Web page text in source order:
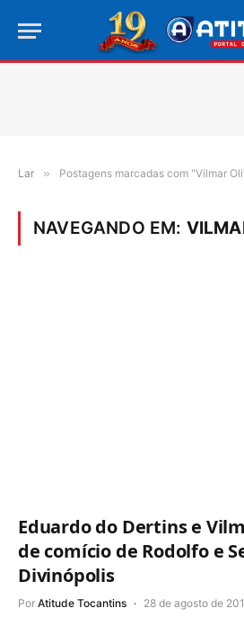
Lar » Postagens marcadas com "Vilmar
NAVEGANDO EM:
Eduardo do Dertins e
de comício de Rodolfo e
Divinópolis
Por Atitude Tocantins 28 de agosto de